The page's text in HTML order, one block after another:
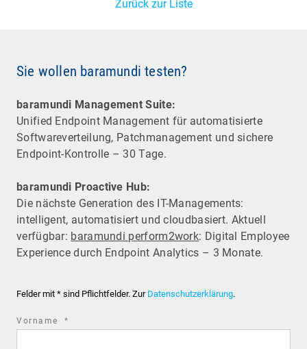
Zurück zur Liste
Sie wollen baramundi testen?
baramundi Management Suite:
Unified Endpoint Management für automatisierte
Software­verteilung, Patchmanagement und sichere
Endpoint-Kontrolle – 30 Tage.
baramundi Proactive Hub:
Die nächste Generation des IT-Managements:
intelligent, automatisiert und cloudbasiert. Aktuell
verfügbar: baramundi perform2work: Digital Employee
Experience durch Endpoint Analytics – 3 Monate.
Felder mit * sind Pflichtfelder. Zur Datenschutzerklärung.
Vorname *